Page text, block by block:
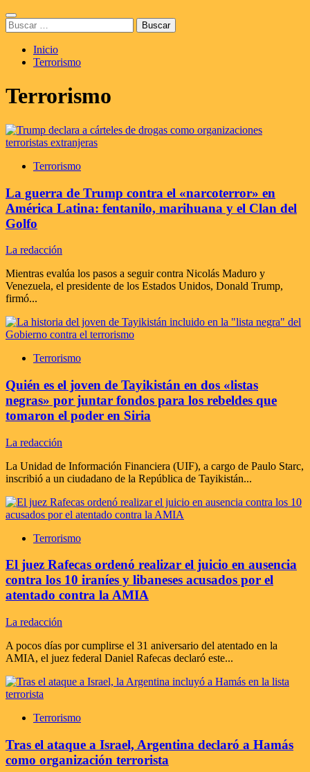
Saltar
al
contenido
Menú
principal
Buscar:
Inicio
Terrorismo
Terrorismo
Terrorismo
La guerra de Trump contra el «narcoterror» en
América Latina: fentanilo, marihuana y el Clan del
Golfo
La redacción
Mientras evalúa los pasos a seguir contra Nicolás Maduro y
Venezuela, el presidente de los Estados Unidos, Donald Trump,
firmó...
Terrorismo
Quién es el joven de Tayikistán en dos «listas
negras» por juntar fondos para los rebeldes que
tomaron el poder en Siria
La redacción
La Unidad de Información Financiera (UIF), a cargo de Paulo Starc,
inscribió a un ciudadano de la República de Tayikistán...
Terrorismo
El juez Rafecas ordenó realizar el juicio en ausencia
contra los 10 iraníes y libaneses acusados por el
atentado contra la AMIA
La redacción
A pocos días por cumplirse el 31 aniversario del atentado en la
AMIA, el juez federal Daniel Rafecas declaró este...
Terrorismo
Tras el ataque a Israel, Argentina declaró a Hamás
como organización terrorista